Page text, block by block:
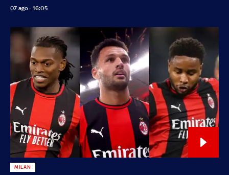
07 ago - 16:05
MILAN